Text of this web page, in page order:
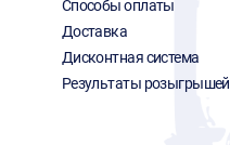
Способы оплаты
Доставка
Дисконтная система
Результаты розыгрышей